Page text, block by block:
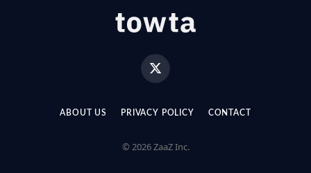
X
(Twitter)
ABOUT US PRIVACY POLICY CONTACT
© 2026 ZaaZ Inc.